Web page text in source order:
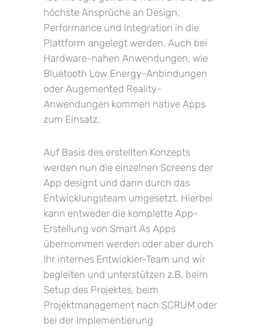
höchste Ansprüche an Design,
Performance und Integration in die
Plattform angelegt werden. Auch bei
Hardware-nahen Anwendungen, wie
Bluetooth Low Energy-Anbindungen
oder Augemented Reality-
Anwendungen kommen native Apps
zum Einsatz.
Auf Basis des erstellten Konzepts
werden nun die einzelnen Screens der
App designt und dann durch das
Entwicklungsteam umgesetzt. Hierbei
kann entweder die komplette App-
Erstellung von Smart As Apps
übernommen werden oder aber durch
Ihr internes Entwickler-Team und wir
begleiten und unterstützen z.B. beim
Setup des Projektes, beim
Projektmanagement nach SCRUM oder
bei der Implementierung